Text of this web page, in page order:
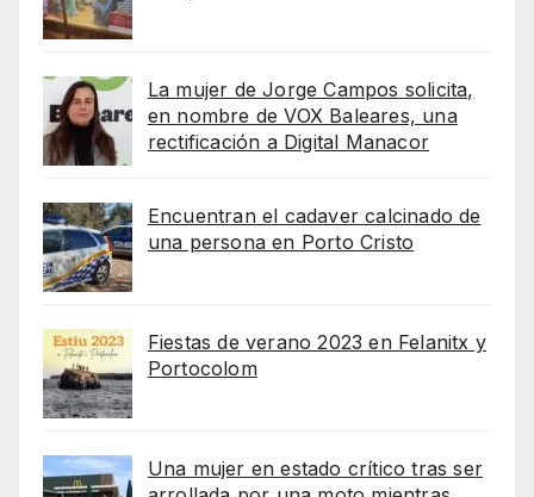
La mujer de Jorge Campos solicita,
en nombre de VOX Baleares, una
rectificación a Digital Manacor
Encuentran el cadaver calcinado de
una persona en Porto Cristo
Fiestas de verano 2023 en Felanitx y
Portocolom
Una mujer en estado crítico tras ser